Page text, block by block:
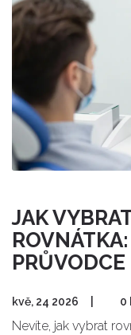
JAK
kvě, 24 2026 0
Nevíte, jak vybrat